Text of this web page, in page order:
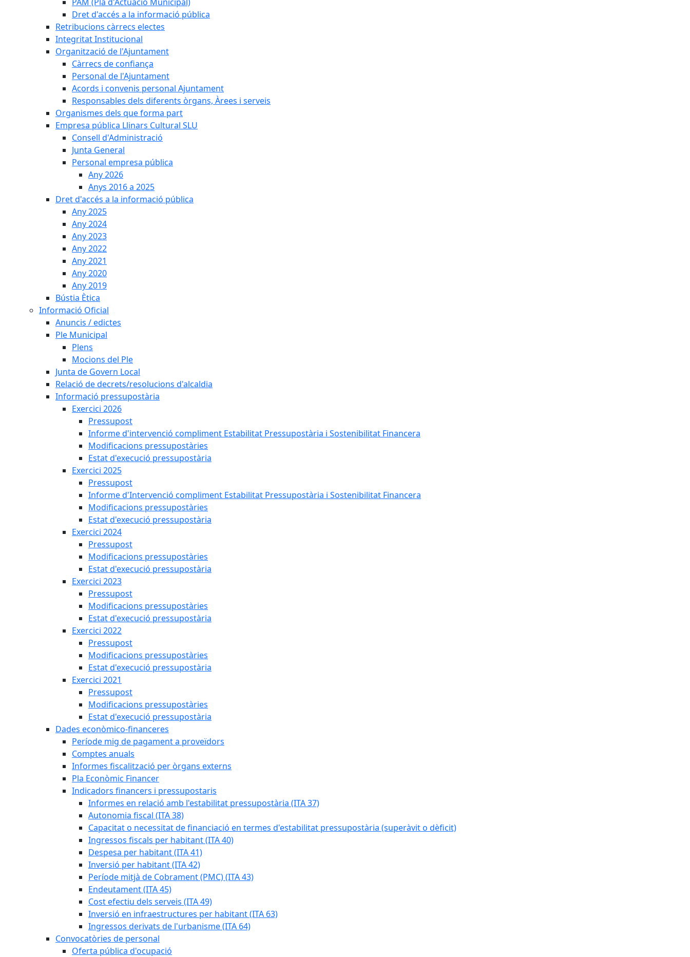
Dret d'accés a la informació pública
Retribucions càrrecs electes
Integritat Institucional
Organització de l'Ajuntament
Càrrecs de confiança
Personal de l'Ajuntament
Acords i convenis personal Ajuntament
Responsables dels diferents òrgans, Àrees i serveis
Organismes dels que forma part
Empresa pública Llinars Cultural SLU
Consell d'Administració
Junta General
Personal empresa pública
Any 2026
Anys 2016 a 2025
Dret d'accés a la informació pública
Any 2025
Any 2024
Any 2023
Any 2022
Any 2021
Any 2020
Any 2019
Bústia Ètica
Informació Oficial
Anuncis / edictes
Ple Municipal
Plens
Mocions del Ple
Junta de Govern Local
Relació de decrets/resolucions d'alcaldia
Informació pressupostària
Exercici 2026
Pressupost
Informe d'intervenció compliment Estabilitat Pressupostària i Sostenibilitat Financera
Modificacions pressupostàries
Estat d'execució pressupostària
Exercici 2025
Pressupost
Informe d'Intervenció compliment Estabilitat Pressupostària i Sostenibilitat Financera
Modificacions pressupostàries
Estat d'execució pressupostària
Exercici 2024
Pressupost
Modificacions pressupostàries
Estat d'execució pressupostària
Exercici 2023
Pressupost
Modificacions pressupostàries
Estat d'execució pressupostària
Exercici 2022
Pressupost
Modificacions pressupostàries
Estat d'execució pressupostària
Exercici 2021
Pressupost
Modificacions pressupostàries
Estat d'execució pressupostària
Dades econòmico-financeres
Període mig de pagament a proveïdors
Comptes anuals
Informes fiscalització per òrgans externs
Pla Econòmic Financer
Indicadors financers i pressupostaris
Informes en relació amb l'estabilitat pressupostària (ITA 37)
Autonomia fiscal (ITA 38)
Capacitat o necessitat de financiació en termes d'estabilitat pressupostària (superàvit o dèficit)
Ingressos fiscals per habitant (ITA 40)
Despesa per habitant (ITA 41)
Inversió per habitant (ITA 42)
Període mitjà de Cobrament (PMC) (ITA 43)
Endeutament (ITA 45)
Cost efectiu dels serveis (ITA 49)
Inversió en infraestructures per habitant (ITA 63)
Ingressos derivats de l'urbanisme (ITA 64)
Convocatòries de personal
Oferta pública d'ocupació